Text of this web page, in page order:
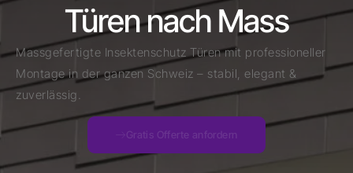
Türen nach Mass
Massgefertigte Insektenschutz Türen mit professioneller
Montage in der ganzen Schweiz – stabil, elegant &
zuverlässig.
Gratis Offerte anfordern